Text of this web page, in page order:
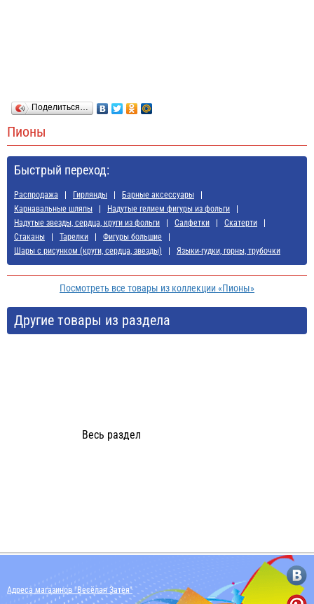
Поделиться…
Пионы
Быстрый переход:
Распродажа Гирлянды
Барные аксессуары
Карнавальные шляпы
Надутые гелием фигуры из фольги
Надутые звезды, сердца, круги из фольги
Салфетки
Скатерти
Стаканы
Тарелки
Фигуры большие
Шары с рисунком (круги, сердца, звезды)
Языки-гудки, горны, трубочки
Посмотреть все товары из коллекции «Пионы»
Другие товары из раздела
Весь раздел
Адреса магазинов "Весёлая Затея"